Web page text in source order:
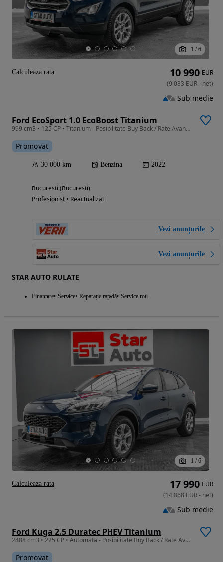
1 / 6
Ford EcoSport 1.0 EcoBoost Titanium
999 cm3 • 125 CP • Titanium - Posibilitate Buy Back / Rate Avans 0% / Garantie 36 Luni
Promovat
30 000 km Benzina 2022
Bucuresti (Bucuresti)
Profesionist • Reactualizat
Vezi anunțurile
Vezi anunțurile
STAR AUTO RULATE
Finantare Service Reparație rapidă Service roti
10 990 EUR
(9 083 EUR- net)
Sub medie
Calculeaza rata
1 / 6
Ford Kuga 2.5 Duratec PHEV Titanium
2488 cm3 • 225 CP • Automata - Posibilitate Buy Back / Rate Avans 0% / Garantie 36 Luni
Promovat
17 990 EUR
(14 868 EUR- net)
Sub medie
Calculeaza rata